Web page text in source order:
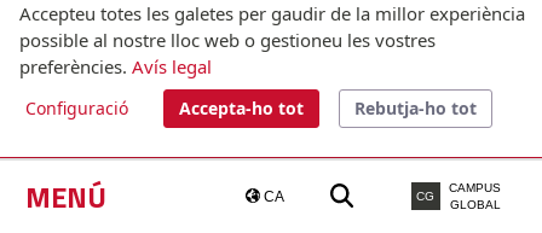
MENÚ CA CG
CAMPUS
GLOBAL
© Universitat Pompeu Fabra
Barcelona
T.(+34) 93 542 20 00
Accepteu totes les galetes per gaudir de la millor experiència
possible al nostre lloc web o gestioneu les vostres
preferències. Avís legal
Configuració Accepta-ho tot Rebutja-ho tot